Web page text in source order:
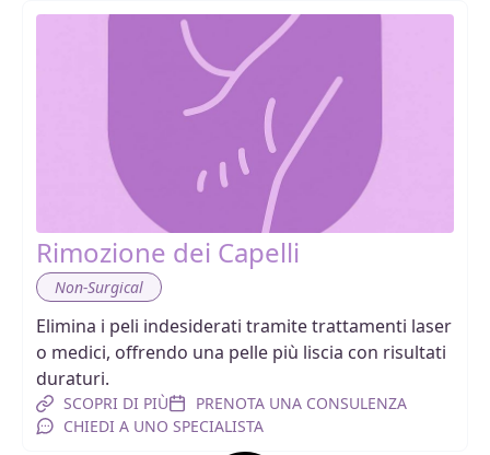
Rimozione dei Capelli
Non-Surgical
Elimina i peli indesiderati tramite trattamenti laser
o medici, offrendo una pelle più liscia con risultati
duraturi.
SCOPRI DI PIÙ
PRENOTA UNA CONSULENZA
CHIEDI A UNO SPECIALISTA